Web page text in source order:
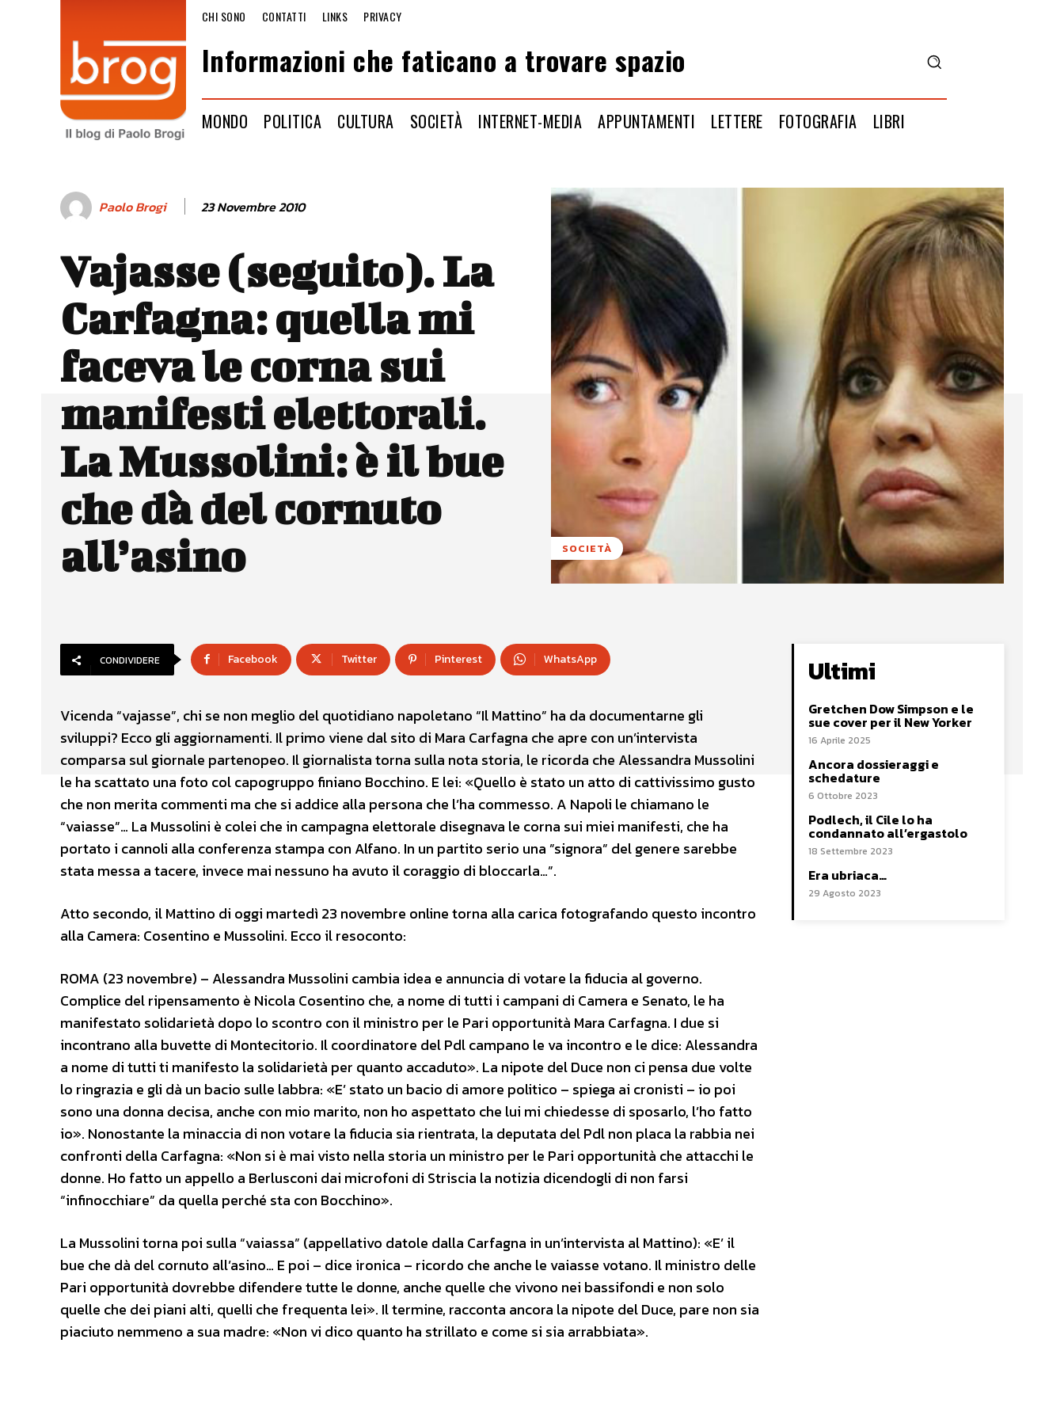
CHI SONO CONTATTI LINKS PRIVACY
Informazioni che faticano a trovare spazio
MONDO POLITICA CULTURA SOCIETÀ INTERNET-MEDIA APPUNTAMENTI LETTERE FOTOGRAFIA LIBRI
Paolo Brogi 23 Novembre 2010
Vajasse (seguito). La
Carfagna: quella mi
faceva le corna sui
manifesti elettorali.
La Mussolini: è il bue
che dà del cornuto
all’asino
SOCIETÀ
CONDIVIDERE Facebook Twitter Pinterest WhatsApp
Vicenda “vajasse”, chi se non meglio del quotidiano napoletano “Il Mattino” ha da documentarne gli
sviluppi? Ecco gli aggiornamenti. Il primo viene dal sito di Mara Carfagna che apre con un’intervista
comparsa sul giornale partenopeo. Il giornalista torna sulla nota storia, le ricorda che Alessandra Mussolini
le ha scattato una foto col capogruppo finiano Bocchino. E lei: «Quello è stato un atto di cattivissimo gusto
che non merita commenti ma che si addice alla persona che l’ha commesso. A Napoli le chiamano le
“vaiasse”… La Mussolini è colei che in campagna elettorale disegnava le corna sui miei manifesti, che ha
portato i cannoli alla conferenza stampa con Alfano. In un partito serio una ”signora” del genere sarebbe
stata messa a tacere, invece mai nessuno ha avuto il coraggio di bloccarla…”.
Atto secondo, il Mattino di oggi martedì 23 novembre online torna alla carica fotografando questo incontro
alla Camera: Cosentino e Mussolini. Ecco il resoconto:
ROMA (23 novembre) – Alessandra Mussolini cambia idea e annuncia di votare la fiducia al governo.
Complice del ripensamento è Nicola Cosentino che, a nome di tutti i campani di Camera e Senato, le ha
manifestato solidarietà dopo lo scontro con il ministro per le Pari opportunità Mara Carfagna. I due si
incontrano alla buvette di Montecitorio. Il coordinatore del Pdl campano le va incontro e le dice: Alessandra
a nome di tutti ti manifesto la solidarietà per quanto accaduto». La nipote del Duce non ci pensa due volte
lo ringrazia e gli dà un bacio sulle labbra: «E’ stato un bacio di amore politico – spiega ai cronisti – io poi
sono una donna decisa, anche con mio marito, non ho aspettato che lui mi chiedesse di sposarlo, l’ho fatto
io». Nonostante la minaccia di non votare la fiducia sia rientrata, la deputata del Pdl non placa la rabbia nei
confronti della Carfagna: «Non si è mai visto nella storia un ministro per le Pari opportunità che attacchi le
donne. Ho fatto un appello a Berlusconi dai microfoni di Striscia la notizia dicendogli di non farsi
“infinocchiare” da quella perché sta con Bocchino».
La Mussolini torna poi sulla “vaiassa” (appellativo datole dalla Carfagna in un’intervista al Mattino): «E’ il
bue che dà del cornuto all’asino… E poi – dice ironica – ricordo che anche le vaiasse votano. Il ministro delle
Pari opportunità dovrebbe difendere tutte le donne, anche quelle che vivono nei bassifondi e non solo
quelle che dei piani alti, quelli che frequenta lei». Il termine, racconta ancora la nipote del Duce, pare non sia
piaciuto nemmeno a sua madre: «Non vi dico quanto ha strillato e come si sia arrabbiata».
Ultimi
Gretchen Dow Simpson e le
sue cover per il New Yorker
16 Aprile 2025
Ancora dossieraggi e
schedature
6 Ottobre 2023
Podlech, il Cile lo ha
condannato all’ergastolo
18 Settembre 2023
Era ubriaca…
29 Agosto 2023